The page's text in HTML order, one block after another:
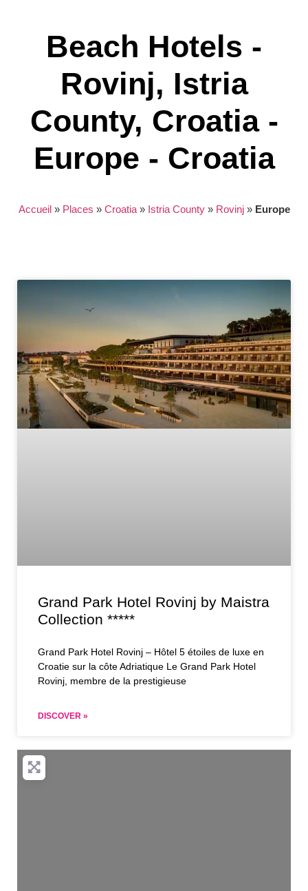
Beach Hotels -
Rovinj, Istria
County, Croatia -
Europe - Croatia
Accueil» Places » Croatia» Istria County» Rovinj» Europe
Grand Park Hotel Rovinj by Maistra
Collection *****
Grand Park Hotel Rovinj – Hôtel 5 étoiles de luxe en
Croatie sur la côte Adriatique Le Grand Park Hotel
Rovinj, membre de la prestigieuse
DISCOVER »